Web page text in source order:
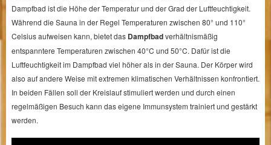
Dampfbad ist die Höhe der Temperatur und der Grad der Luftfeuchtigkeit.
Während die Sauna in der Regel Temperaturen zwischen 80° und 110°
Celsius aufweisen kann, bietet das Dampfbadverhältnismäßig
entspanntere Temperaturen zwischen 40°C und 50°C. Dafür ist die
Luftfeuchtigkeit im Dampfbad viel höher als in der Sauna. Der Körper wird
also auf andere Weise mit extremen klimatischen Verhältnissen konfrontiert.
In beiden Fällen soll der Kreislauf stimuliert werden und durch einen
regelmäßigen Besuch kann das eigene Immunsystem trainiert und gestärkt
werden.